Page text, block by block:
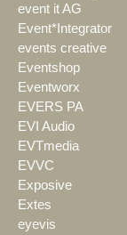
event it AG
Event*Integrator
events creative
Eventshop
Eventworx
EVERS PA
EVI Audio
EVTmedia
EVVC
Exposive
Extes
eyevis